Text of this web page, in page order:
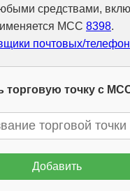
средствами,
MCC 8398.
почтовых/
торговую точку с